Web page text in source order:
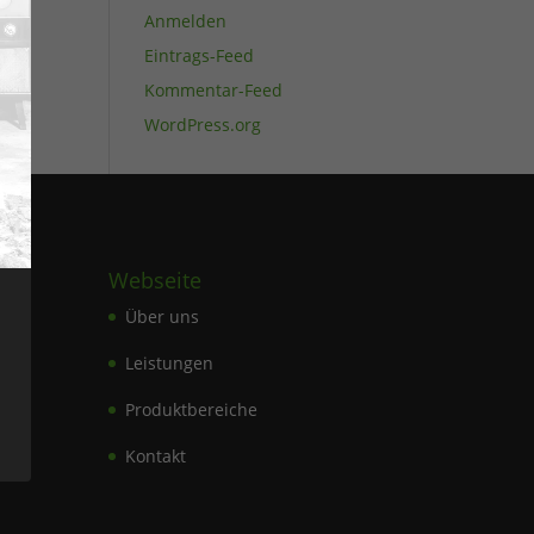
Anmelden
Eintrags-Feed
Kommentar-Feed
WordPress.org
Webseite
Über uns
Leistungen
Produktbereiche
Kontakt